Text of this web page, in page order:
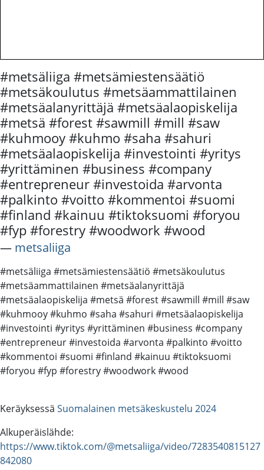
#metsäliiga #metsämiestensäätiö
#metsäkoulutus #metsäammattilainen
#metsäalanyrittäjä #metsäalaopiskelija
#metsä #forest #sawmill #mill #saw
#kuhmooy #kuhmo #saha #sahuri
#metsäalaopiskelija #investointi #yritys
#yrittäminen #business #company
#entrepreneur #investoida #arvonta
#palkinto #voitto #kommentoi #suomi
#finland #kainuu #tiktoksuomi #foryou
#fyp #forestry #woodwork #wood
― metsaliiga
#metsäliiga #metsämiestensäätiö #metsäkoulutus
#metsäammattilainen #metsäalanyrittäjä
#metsäalaopiskelija #metsä #forest #sawmill #mill #saw
#kuhmooy #kuhmo #saha #sahuri #metsäalaopiskelija
#investointi #yritys #yrittäminen #business #company
#entrepreneur #investoida #arvonta #palkinto #voitto
#kommentoi #suomi #finland #kainuu #tiktoksuomi
#foryou #fyp #forestry #woodwork #wood
Keräyksessä Suomalainen metsäkeskustelu 2024
Alkuperäislähde:
https://www.tiktok.com/@metsaliiga/video/7283540815127
842080